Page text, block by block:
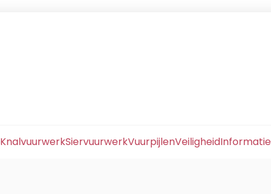
KnalvuurwerkSiervuurwerkVuurpijlenVeiligheidInformatie